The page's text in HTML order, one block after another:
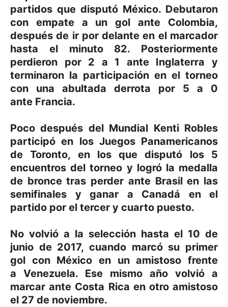
partidos que disputó México. Debutaron
con empate a un gol ante Colombia,
después de ir por delante en el marcador
hasta el minuto 82. Posteriormente
perdieron por 2 a 1 ante Inglaterra y
terminaron la participación en el torneo
con una abultada derrota por 5 a 0
ante Francia.
Poco después del Mundial Kenti Robles
participó en los Juegos Panamericanos
de Toronto, en los que disputó los 5
encuentros del torneo y logró la medalla
de bronce tras perder ante Brasil en las
semifinales y ganar a Canadá en el
partido por el tercer y cuarto puesto.
No volvió a la selección hasta el 10 de
junio de 2017, cuando marcó su primer
gol con México en un amistoso frente
a Venezuela. Ese mismo año volvió a
marcar ante Costa Rica en otro amistoso
el 27 de noviembre.